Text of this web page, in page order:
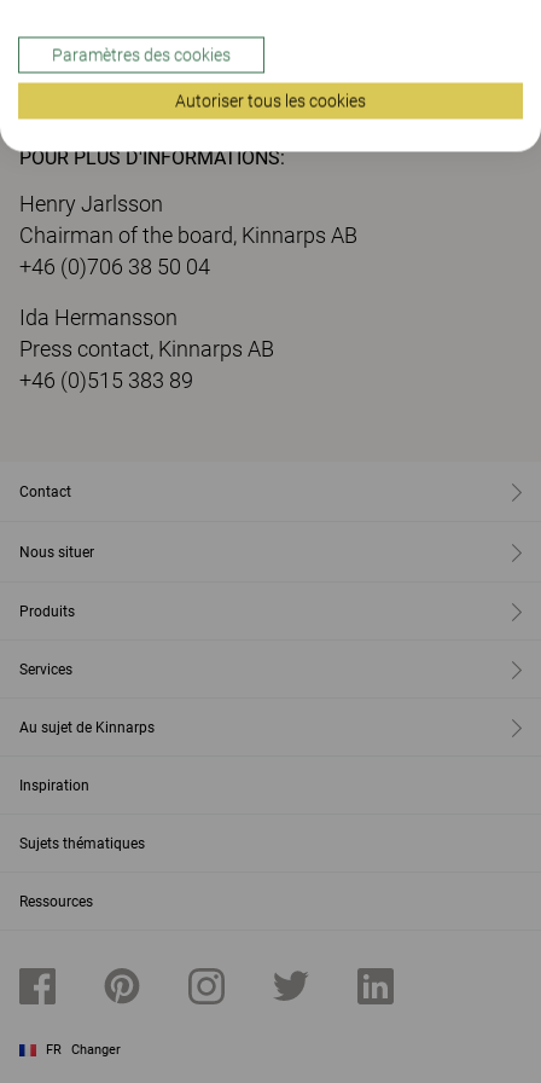
Robert Petersson.
POUR PLUS D'INFORMATIONS:
Henry Jarlsson
Chairman of the board, Kinnarps AB
+46 (0)706 38 50 04
Ida Hermansson
Press contact, Kinnarps AB
+46 (0)515 383 89
Contact
Nous situer
Produits
Services
Au sujet de Kinnarps
Inspiration
Sujets thématiques
Ressources
FR Changer
Paramètres des cookies
Autoriser tous les cookies